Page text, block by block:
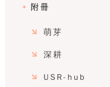
附冊
萌芽
深耕
USR-hub